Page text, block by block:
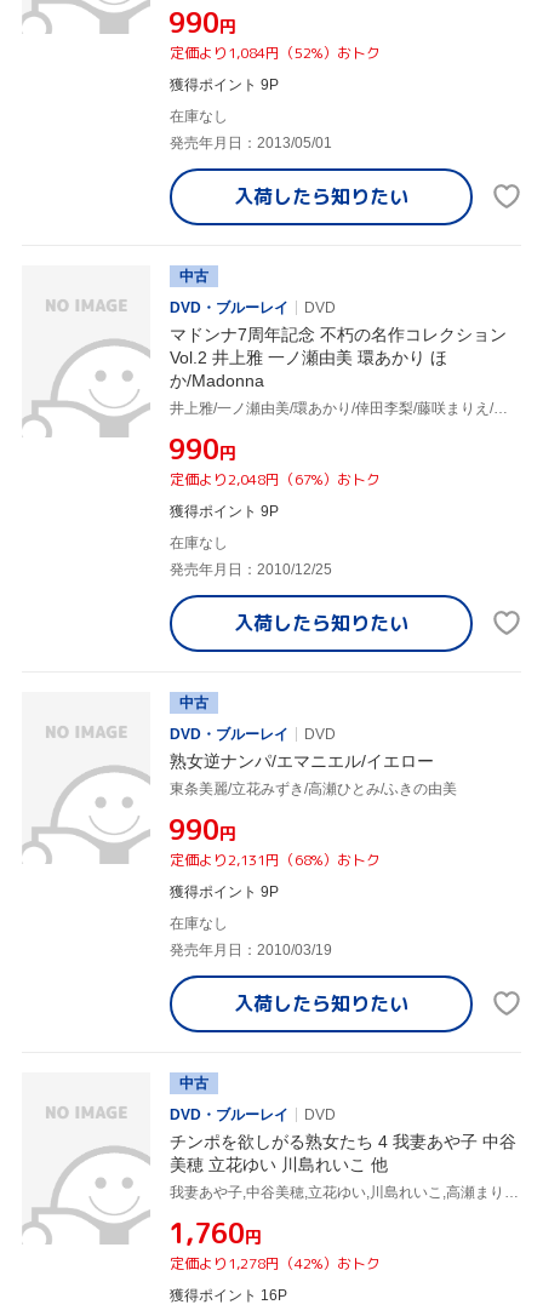
¥990円
定価より1,084円（52%）おトク
獲得ポイント 9P
在庫なし
発売年月日：2013/05/01
入荷したら知りたい
中古
DVD・ブルーレイ
DVD
マドンナ7周年記念 不朽の名作コレクション
Vol.2 井上雅 一ノ瀬由美 環あかり ほ
か/Madonna
井上雅/一ノ瀬由美/環あかり/倖田李梨/藤咲まりえ/立花瞳/橘未稀/真田ゆかり/紫彩乃/佐伯晴香/あずま樹/白咲蓮/上原留華/麻実ゆうか
¥990円
定価より2,048円（67%）おトク
獲得ポイント 9P
在庫なし
発売年月日：2010/12/25
入荷したら知りたい
中古
DVD・ブルーレイ
DVD
熟女逆ナンパ/エマニエル/イエロー
東条美麗/立花みずき/高瀬ひとみ/ふきの由美
¥990円
定価より2,131円（68%）おトク
獲得ポイント 9P
在庫なし
発売年月日：2010/03/19
入荷したら知りたい
中古
DVD・ブルーレイ
DVD
チンポを欲しがる熟女たち 4 我妻あや子 中谷
美穂 立花ゆい 川島れいこ 他
¥1,760円
定価より1,278円（42%）おトク
獲得ポイント 16P